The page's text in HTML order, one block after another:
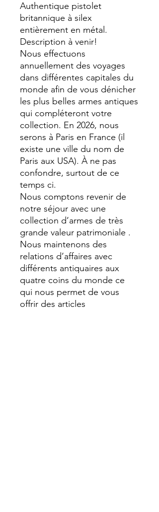
Authentique pistolet
britannique à silex
entièrement en métal.
Description à venir!
Nous effectuons
annuellement des voyages
dans différentes capitales du
monde afin de vous dénicher
les plus belles armes antiques
qui compléteront votre
collection. En 2026, nous
serons à Paris en France (il
existe une ville du nom de
Paris aux USA). À ne pas
confondre, surtout de ce
temps ci.
Nous comptons revenir de
notre séjour avec une
collection d’armes de très
grande valeur patrimoniale .
Nous maintenons des
relations d’affaires avec
différents antiquaires aux
quatre coins du monde ce
qui nous permet de vous
offrir des articles